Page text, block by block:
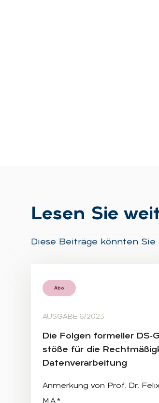
Le­sen Sie
Diese Beiträge könnten Sie
Abo
AUSGABE 6/2023
Die Fol­gen for­mel­ler
stö­ße für die
Da­ten­ver­ar­bei­tung
Anmerkung von Prof. Dr.